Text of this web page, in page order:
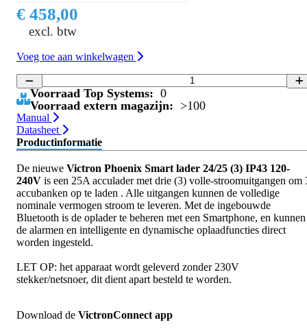
€ 458,00
excl. btw
Voeg toe aan winkelwagen
Voorraad Top Systems: 0
Voorraad extern magazijn: >100
Manual
Datasheet
Productinformatie
De nieuwe Victron Phoenix Smart lader 24/25 (3) IP43 120-
240V is een 25A acculader met drie (3) volle-stroomuitgangen om
accubanken op te laden . Alle uitgangen kunnen de volledige
nominale vermogen stroom te leveren. Met de ingebouwde
Bluetooth is de oplader te beheren met een Smartphone, en kunnen
de alarmen en intelligente en dynamische oplaadfuncties direct
worden ingesteld.
LET OP: het apparaat wordt geleverd zonder 230V
stekker/netsnoer, dit dient apart besteld te worden.
Download de VictronConnect app